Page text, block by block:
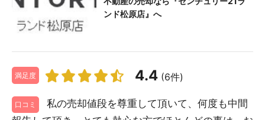
ンド松原店』へ
満足度 4.4 (6件)
口コミ
私の売却値段を尊重して頂いて、何度も中間